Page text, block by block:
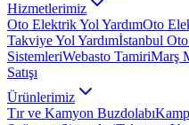
Hizmetlerimiz
Oto Elektrik Yol YardımOto
Takviye Yol Yardımİstanbul
SistemleriWebasto TamiriMarş
Satışı
Ürünlerimiz
Tır ve Kamyon Buzdolabı